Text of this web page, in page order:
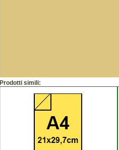
Prodotti simili: